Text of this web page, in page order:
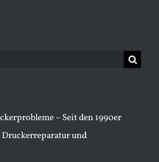
– Seit den 1990er
und